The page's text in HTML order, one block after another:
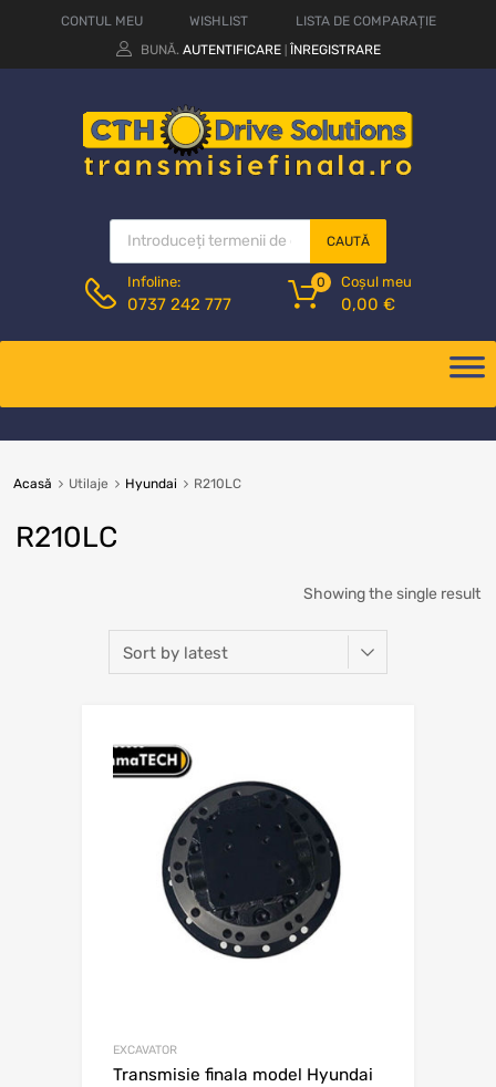
CONTUL MEU WISHLIST
LISTA DE COMPARAȚIE
BUNĂ. AUTENTIFICARE ÎNREGISTRARE
CAUTĂ
Infoline:
0737 242 777
Coșul meu
0,00 €
0
Acasă Utilaje Hyundai R210LC
R210LC
Showing the single result
EXCAVATOR
Transmisie finala model Hyundai